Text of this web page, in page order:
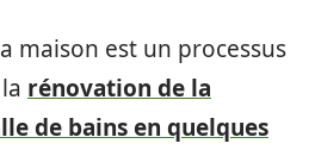
maison est un processus
rénovation de la
de bains en quelques